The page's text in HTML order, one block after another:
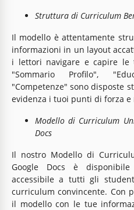
Struttura di Curriculum
Il modello è attentamente
informazioni in un layout
i lettori navigare e capire le
"Sommario Profilo",
"Competenze" sono disposte
evidenza i tuoi punti di forza
Modello di Curriculum
Docs
Il nostro Modello di
Google Docs è disponibile
accessibile a tutti gli
curriculum convincente. Con
il modello con le tue